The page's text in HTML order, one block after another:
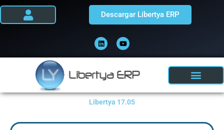
Ir
i
n
k
e
i
n
o
u
t
u
e
Descargar Libertya ERP
Libertya 17.05